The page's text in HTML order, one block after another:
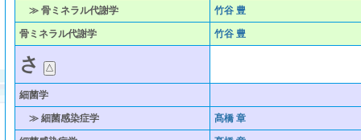
≫ 骨ミネラル代謝学 竹谷 豊
骨ミネラル代謝学 竹谷 豊
さ
細菌学
≫ 細菌感染症学 髙橋 章